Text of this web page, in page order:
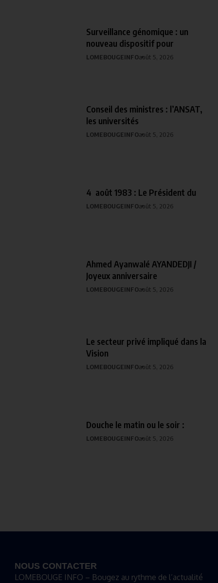
Surveillance génomique : un
nouveau dispositif pour
LOMEBOUGEINFOaoût 5, 2026
Conseil des ministres : l’ANSAT,
les universités
LOMEBOUGEINFOaoût 5, 2026
4 août 1983 : Le Président du
LOMEBOUGEINFOaoût 5, 2026
Ahmed Ayanwalé AYANDEDJI /
Joyeux anniversaire
LOMEBOUGEINFOaoût 5, 2026
Le secteur privé impliqué dans la
Vision
LOMEBOUGEINFOaoût 5, 2026
Douche le matin ou le soir :
LOMEBOUGEINFOaoût 5, 2026
NOUS CONTACTER
LOMEBOUGE INFO – Bougez au rythme de l’actualité